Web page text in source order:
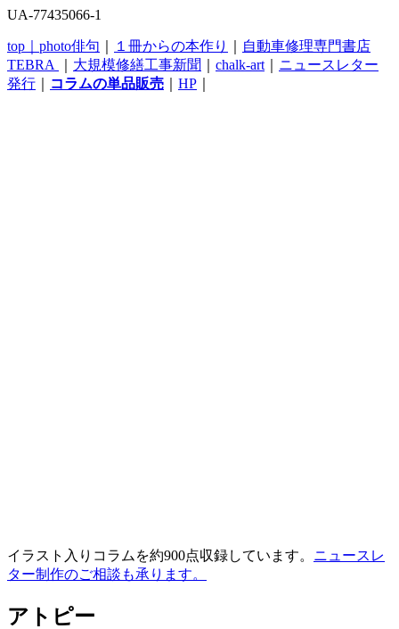
UA-77435066-1
top｜ photo俳句 １冊からの本作り
自動車修理専門書店
TEBRA
大規模修繕工事新聞 chalk-art
ニュースレター
発行
コラムの単品販売 HP
イラスト入りコラムを約900点収録しています。 ニュースレ
ター制作のご相談も承ります。
アトピー